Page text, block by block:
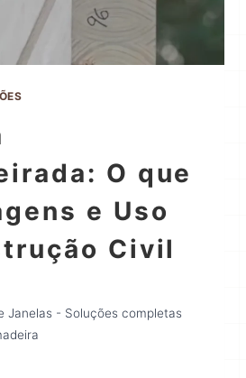
O que
e Uso
Civil
Janelas - Soluções completas